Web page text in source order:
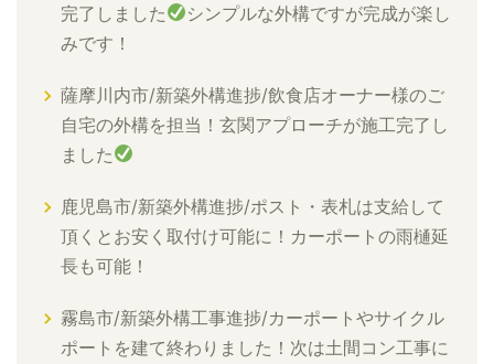
完了しました
シンプルな外構ですが完成が楽し
みです！
薩摩川内市/新築外構進捗/飲食店オーナー様のご
自宅の外構を担当！玄関アプローチが施工完了し
ました
鹿児島市/新築外構進捗/ポスト・表札は支給して
頂くとお安く取付け可能に！カーポートの雨樋延
長も可能！
霧島市/新築外構工事進捗/カーポートやサイクル
ポートを建て終わりました！次は土間コン工事に